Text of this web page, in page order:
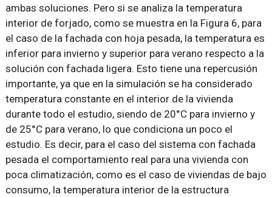
ambas soluciones. Pero si se analiza la temperatura
interior de forjado, como se muestra en la Figura 6, para
el caso de la fachada con hoja pesada, la temperatura es
inferior para invierno y superior para verano respecto a la
solución con fachada ligera. Esto tiene una repercusión
importante, ya que en la simulación se ha considerado
temperatura constante en el interior de la vivienda
durante todo el estudio, siendo de 20°C para invierno y
de 25°C para verano, lo que condiciona un poco el
estudio. Es decir, para el caso del sistema con fachada
pesada el comportamiento real para una vivienda con
poca climatización, como es el caso de viviendas de bajo
consumo, la temperatura interior de la estructura